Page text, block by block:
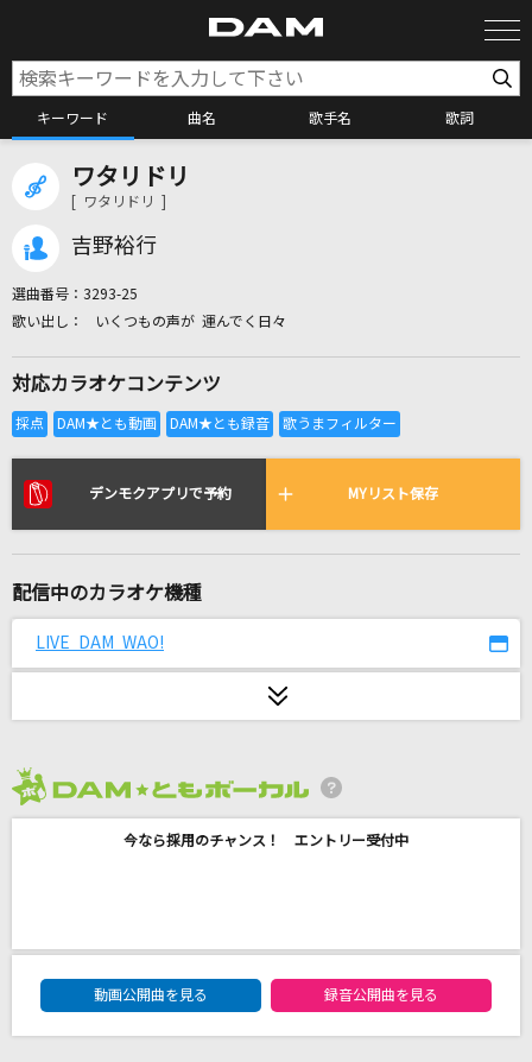
キーワード 曲名 歌手名 歌詞
全国りれき
リアルタイムで歌われている曲の一覧
群像夏
愛を伝えたいだとか
アイナ・ジ・エンド
東京テディベア
ワタリドリ
[ ワタリドリ ]
吉野裕行
選曲番号： 3293-25
いくつもの声が 運んでく日々
対応カラオケコンテンツ
デンモクアプリで予約 MYリスト保存
配信中のカラオケ機種
LIVE DAM WAO!
今なら採用のチャンス！ エントリー受付中
DAM★ともボーカルエントリーランキング
動画公開曲を見る
録音公開曲を見る